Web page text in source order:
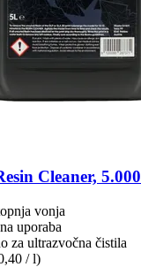
Cleaner,
vonja
uporaba
za ultrazvočna čistila
/ l)